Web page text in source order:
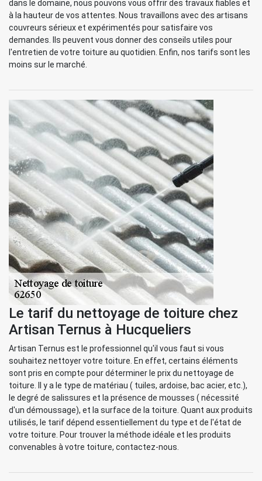
dans le domaine, nous pouvons vous offrir des travaux fiables et
à la hauteur de vos attentes. Nous travaillons avec des artisans
couvreurs sérieux et expérimentés pour satisfaire vos
demandes. Ils peuvent vous donner des conseils utiles pour
l'entretien de votre toiture au quotidien. Enfin, nos tarifs sont les
moins sur le marché.
Le tarif du nettoyage de toiture chez
Artisan Ternus à Hucqueliers
Artisan Ternus est le professionnel qu'il vous faut si vous
souhaitez nettoyer votre toiture. En effet, certains éléments
sont pris en compte pour déterminer le prix du nettoyage de
toiture. Il y a le type de matériau ( tuiles, ardoise, bac acier, etc.),
le degré de salissures et la présence de mousses ( nécessité
d'un démoussage), et la surface de la toiture. Quant aux produits
utilisés, le tarif dépend essentiellement du type et de l'état de
votre toiture. Pour trouver la méthode idéale et les produits
convenables à votre toiture, contactez-nous.